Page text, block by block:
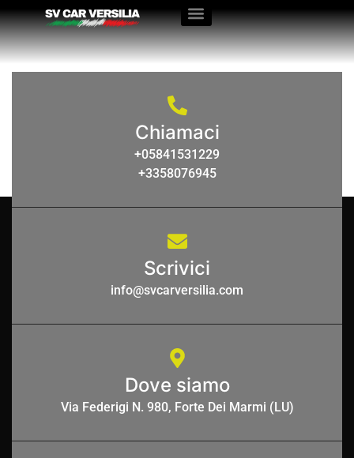
Immatricolazione:
09-2016
Chiamaci
+05841531229
+3358076945
Scrivici
info@svcarversilia.com
Dove siamo
Via Federigi N. 980, Forte Dei Marmi (LU)